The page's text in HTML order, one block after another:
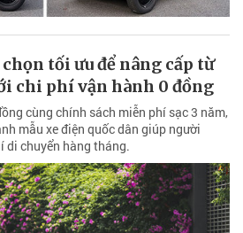
tối ưu để nâng cấp từ
chi phí vận hành 0 đồng
cùng chính sách miễn phí sạc 3 năm,
mẫu xe điện quốc dân giúp người
di chuyển hàng tháng.